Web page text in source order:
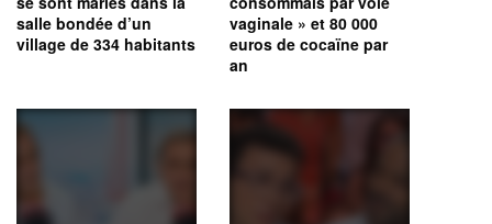
salle bondée d’un
village de 334 habitants
vaginale » et 80 000
euros de cocaïne par
an